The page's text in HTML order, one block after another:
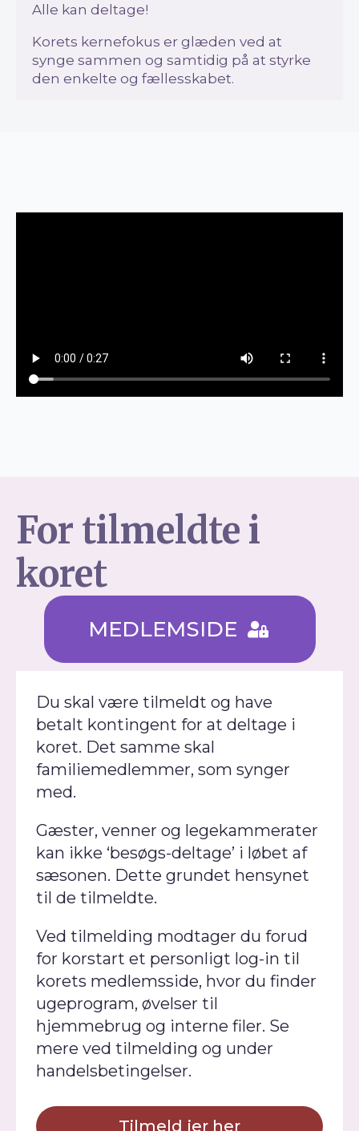
Alle kan deltage!
Korets kernefokus er glæden ved at
synge sammen og samtidig på at styrke
den enkelte og fællesskabet.
For tilmeldte i
koret
MEDLEMSIDE
Du skal være tilmeldt og have
betalt kontingent for at deltage i
koret. Det samme skal
familiemedlemmer, som synger
med.
Gæster, venner og legekammerater
kan ikke ‘besøgs-deltage’ i løbet af
sæsonen. Dette grundet hensynet
til de tilmeldte.
Ved tilmelding modtager du forud
for korstart et personligt log-in til
korets medlemsside, hvor du finder
ugeprogram, øvelser til
hjemmebrug og interne filer. Se
mere ved tilmelding og under
handelsbetingelser.
Tilmeld jer her